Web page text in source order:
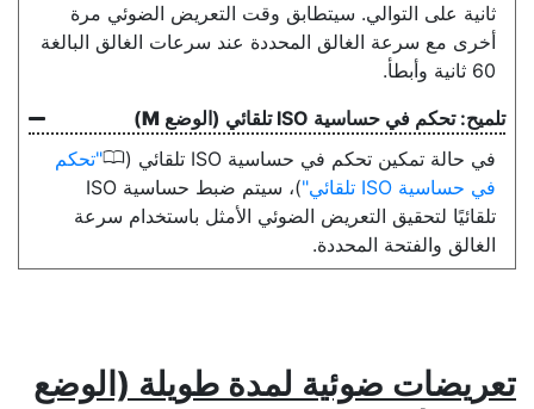
ثانية على التوالي. سيتطابق وقت التعريض الضوئي مرة
أخرى مع سرعة الغالق المحددة عند سرعات الغالق البالغة
60 ثانية وأبطأ.
تحكم في حساسية ISO تلقائي (الوضع
M
)
في حالة تمكين تحكم في حساسية ISO تلقائي (
0 تحكم
في حساسية ISO تلقائي
)، سيتم ضبط حساسية ISO
تلقائيًا لتحقيق التعريض الضوئي الأمثل باستخدام سرعة
الغالق والفتحة المحددة.
تعريضات ضوئية لمدة طويلة (الوضع